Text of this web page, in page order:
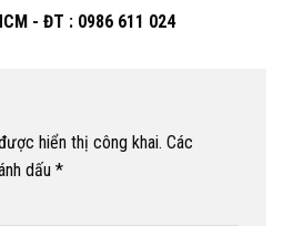
- ĐT : 0986 611 024
hiển thị công khai. Các
dấu *